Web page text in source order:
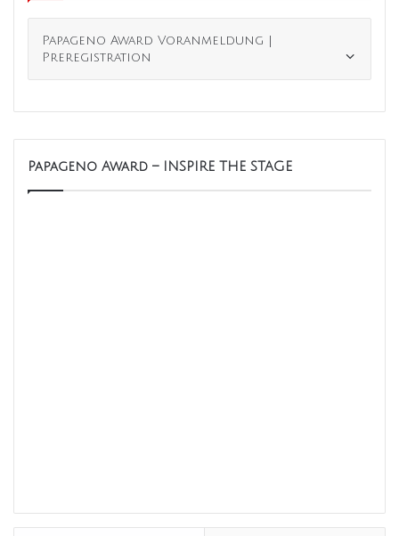
Papageno Award Voranmeldung |
Preregistration
Papageno Award – INSPIRE THE STAGE